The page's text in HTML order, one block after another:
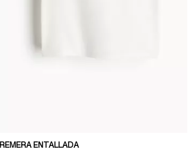
REMERA ENTALLADA